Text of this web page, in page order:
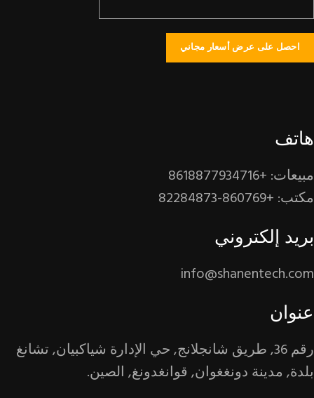
هاتف
مبيعات: +8618877934716
مكتب: +860769-82284873
بريد إلكتروني
info@shanentech.com
عنوان
رقم 36, طريق شانجلانج, حي الإدارة شياكبيان, تشانغ
بلدة, مدينة دونغغوان, قوانغدونغ, الصين.